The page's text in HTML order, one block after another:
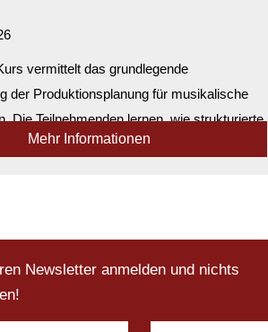
vermittelt das grundlegende
der Produktionsplanung für musikalische
Die Teilnehmenden lernen, wie strukturierte
Zeitmanagement den
Mehr Informationen
Newsletter anmelden und nichts